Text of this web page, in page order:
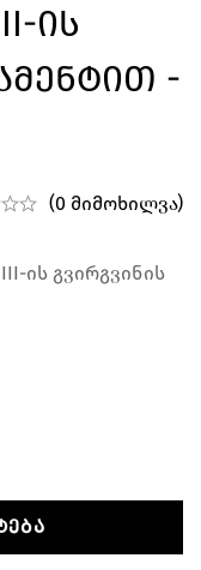
Ის
-
(0 მიმოხილვა)
ის გვირგვინის